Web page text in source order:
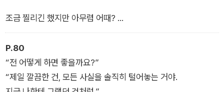
조금 찔리긴 했지만 아무렴 어때?
조만간 쿠키랑 꼭 닮은 고양이를 입양해서 키우면 되잖아.
그때까지 조금만 주인 행세를 하지 뭐.
-<캣 패밀리>
P.80
“전 어떻게 하면 좋을까요?”
“제일 깔끔한 건, 모든 사실을 솔직히 털어놓는 거야.